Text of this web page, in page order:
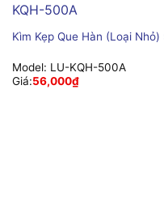
Kìm Kẹp Que Hàn (Loại
Model: LU-KQH-500A
Giá:56,000₫